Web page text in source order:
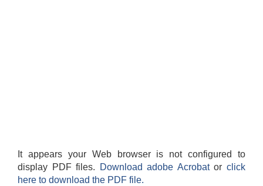
It appears your Web browser is not configured to
display PDF files.
Download adobe Acrobatorclick
here to download the PDF file.